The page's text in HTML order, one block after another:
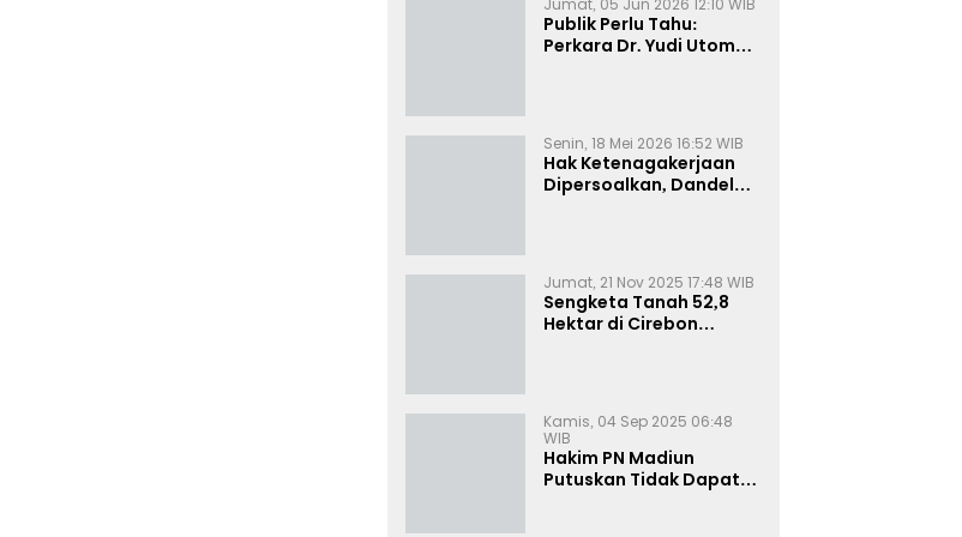
Jumat, 05 Jun 2026 12:10 WIB
Publik Perlu Tahu:
Perkara Dr. Yudi Utomo
Resmi
Senin, 18 Mei 2026 16:52 WIB
Hak Ketenagakerjaan
Dipersoalkan, Dandel
Jumat, 21 Nov 2025 17:48 WIB
Sengketa Tanah 52,8
Hektar di Cirebon
Kamis, 04 Sep 2025 06:48
WIB
Hakim PN Madiun
Putuskan Tidak Dapat